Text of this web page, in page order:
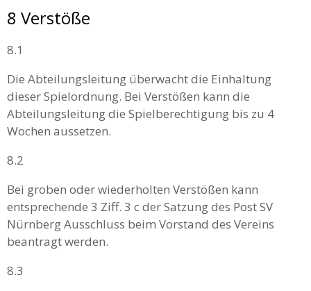
8 Verstöße
8.1
Die Abteilungsleitung überwacht die Einhaltung
dieser Spielordnung. Bei Verstößen kann die
Abteilungsleitung die Spielberechtigung bis zu 4
Wochen aussetzen.
8.2
Bei groben oder wiederholten Verstößen kann
entsprechende 3 Ziff. 3 c der Satzung des Post SV
Nürnberg Ausschluss beim Vorstand des Vereins
beantragt werden.
8.3